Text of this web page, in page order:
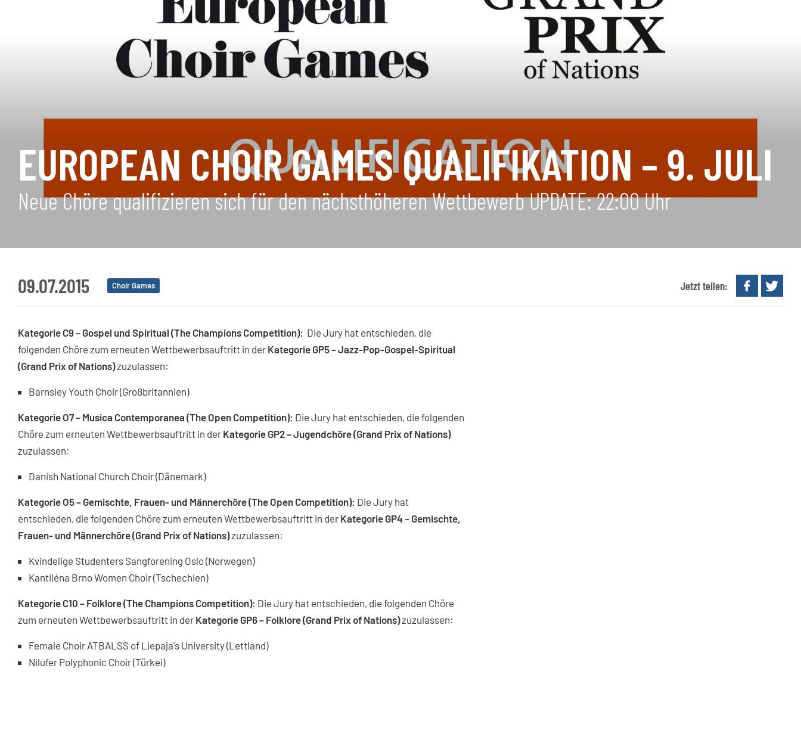
EUROPEAN CHOIR GAMES QUALIFIKATION – 9. JULI
Neue Chöre qualifizieren sich für den nächsthöheren Wettbewerb UPDATE: 22:00 Uhr
09.07.2015 Choir Games Jetzt teilen:
Kategorie C9 – Gospel und Spiritual (The Champions Competition): Die Jury hat entschieden, die
folgenden Chöre zum erneuten Wettbewerbsauftritt in der Kategorie GP5 – Jazz-Pop-Gospel-Spiritual
(Grand Prix of Nations)zuzulassen:
Barnsley Youth Choir (Großbritannien)
Kategorie O7 – Musica Contemporanea (The Open Competition): Die Jury hat entschieden, die folgenden
Chöre zum erneuten Wettbewerbsauftritt in der Kategorie GP2 – Jugendchöre (Grand Prix of Nations)
zuzulassen:
Danish National Church Choir (Dänemark)
Kategorie O5 – Gemischte, Frauen- und Männerchöre (The Open Competition): Die Jury hat
entschieden, die folgenden Chöre zum erneuten Wettbewerbsauftritt in der Kategorie GP4 – Gemischte,
Frauen- und Männerchöre (Grand Prix of Nations)zuzulassen:
Kvindelige Studenters Sangforening Oslo (Norwegen)
Kantiléna Brno Women Choir (Tschechien)
Kategorie C10 – Folklore (The Champions Competition): Die Jury hat entschieden, die folgenden Chöre
zum erneuten Wettbewerbsauftritt in der Kategorie GP6 – Folklore (Grand Prix of Nations)zuzulassen:
Female Choir ATBALSS of Liepaja's University (Lettland)
Nilufer Polyphonic Choir (Türkei)